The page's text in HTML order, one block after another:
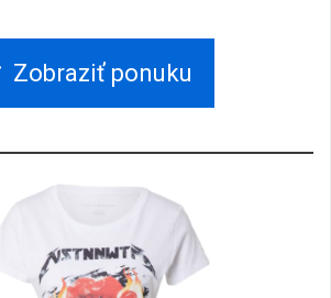
Zobraziť ponuku